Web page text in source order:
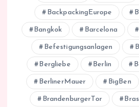
BackpackingEurope
Bangkok Barcelona
Befestigungsanlagen
Bergliebe Berlin
BerlinerMauer BigBen
BrandenburgerTor